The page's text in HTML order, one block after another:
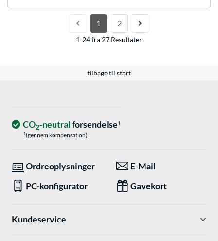
1 2
1-24 fra 27 Resultater
tilbage til start
CO2-neutralforsendelse1
1(gennem kompensation)
Ordreoplysninger
E-Mail
PC-konfigurator
Gavekort
Kundeservice